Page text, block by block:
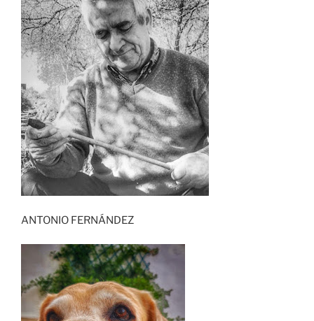
ANTONIO FERNÁNDEZ